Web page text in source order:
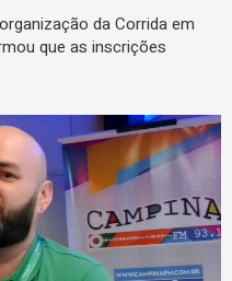
da Corrida em
que as inscrições